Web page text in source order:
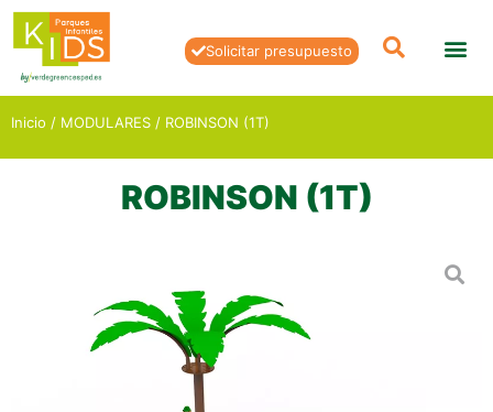
Solicitar presupuesto
Inicio / MODULARES / ROBINSON (1T)
ROBINSON (1T)